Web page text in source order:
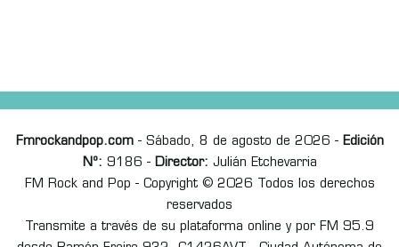
Fmrockandpop.com- Sábado, 8 de agosto de 2026 - Edición
Nº: 9186 - Director: Julián Etchevarria
FM Rock and Pop - Copyright © 2026 Todos los derechos
reservados
Transmite a través de su plataforma online y por FM 95.9